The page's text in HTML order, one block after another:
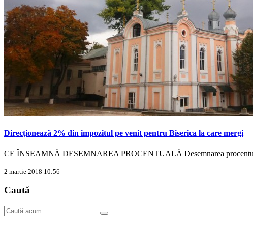
Direcţionează 2% din impozitul pe venit pentru Biserica la care mergi
CE ÎNSEAMNĂ DESEMNAREA PROCENTUALĂ Desemnarea
2 martie 2018 10:56
Caută